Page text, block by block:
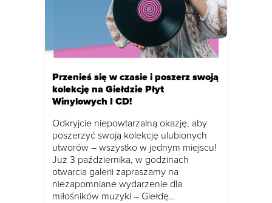
Przenieś się w czasie i poszerz swoją
kolekcję na Giełdzie Płyt
Winylowych I CD!
Odkryjcie niepowtarzalną okazję, aby
poszerzyć swoją kolekcję ulubionych
utworów – wszystko w jednym miejscu!
Już 3 października, w godzinach
otwarcia galerii zapraszamy na
niezapomniane wydarzenie dla
miłośników muzyki – Giełdę…